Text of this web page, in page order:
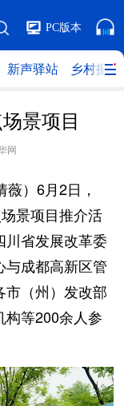
PC版本
新声驿站 乡村振兴
景项目
网
）6月2日，
景项目推介活
川省发展改革委
与成都高新区管
市（州）发改部
构等200余人参